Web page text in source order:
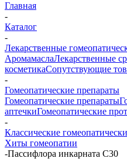
Главная
-
Каталог
-
Лекарственные
АромамаслаЛекарственные
косметикаСопутствующие
-
Гомеопатические препараты
Гомеопатические препараты
аптечкиГомеопатические
-
Классические
Хиты гомеопатии
-Пассифлора инкарната С30